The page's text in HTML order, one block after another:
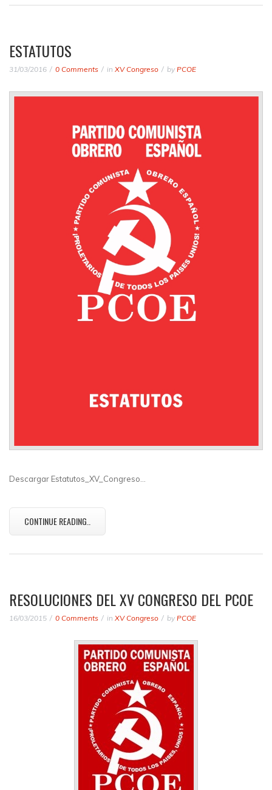
ESTATUTOS
31/03/2016 0 Comments in XV Congreso by PCOE
Descargar Estatutos_XV_Congreso…
CONTINUE READING..
RESOLUCIONES DEL XV CONGRESO DEL PCOE
16/03/2015 0 Comments in XV Congreso by PCOE